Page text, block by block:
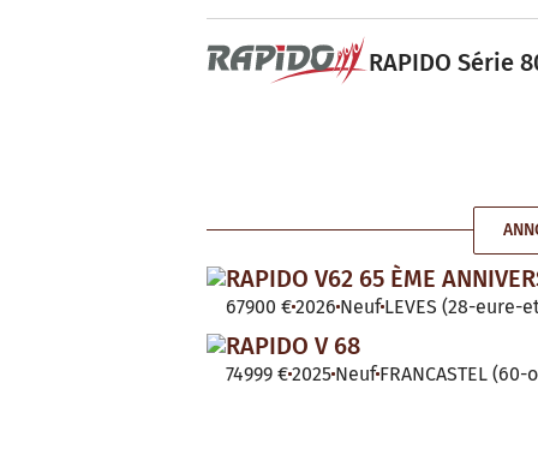
RAPIDO Série
RAPIDO V62 65 ÈME
67900 €2026 Neuf LEVES (28-eure-
RAPIDO V 68
74999 €2025 Neuf FRANCASTEL (60-